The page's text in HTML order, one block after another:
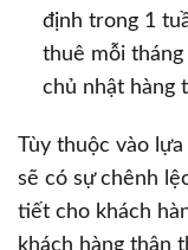
định trong 1
thuê mỗi
chủ nhật hàng
Tùy thuộc vào
sẽ có sự chênh
tiết cho khách
khách hàng thân